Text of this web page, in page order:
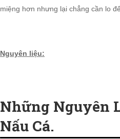
miệng hơn nhưng lại chẳng cần lo
Nguyên liệu:
Những Nguyên
Nấu Cá.